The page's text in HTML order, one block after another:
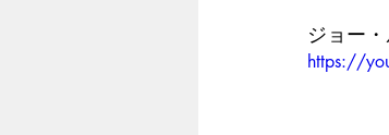
ジョー
https://